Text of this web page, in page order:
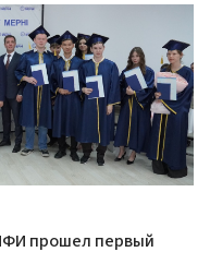
прошел первый